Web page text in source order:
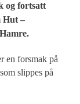
og fortsatt
Hut –
en forsmak på
slippes på